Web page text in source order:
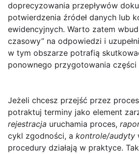
doprecyzowania przepływów
potwierdzenia źródeł danych lub
ewidencyjnych. Warto zatem
czasowy” na odpowiedzi i
w tym obszarze potrafią
ponownego przygotowania części
Jeżeli chcesz przejść przez
potraktuj terminy jako element
rejestracja uruchamia proces,
cykl zgodności, a kontrole/audyty
procedury działają w praktyce.